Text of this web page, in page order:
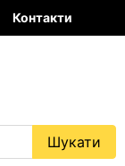
Контакти